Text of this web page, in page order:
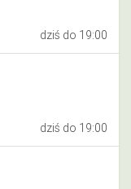
dziś do 19:00
dziś do 19:00